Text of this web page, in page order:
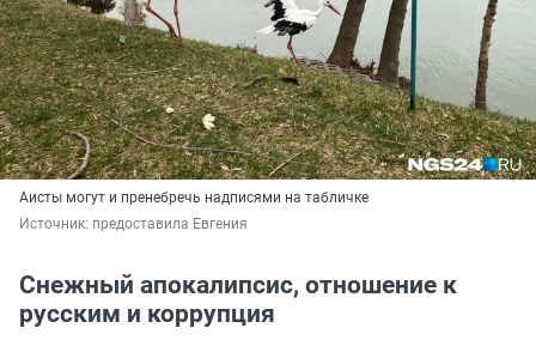
Аисты могут и пренебречь надписями на табличке
Источник: предоставила Евгения
Снежный апокалипсис, отношение к
русским и коррупция